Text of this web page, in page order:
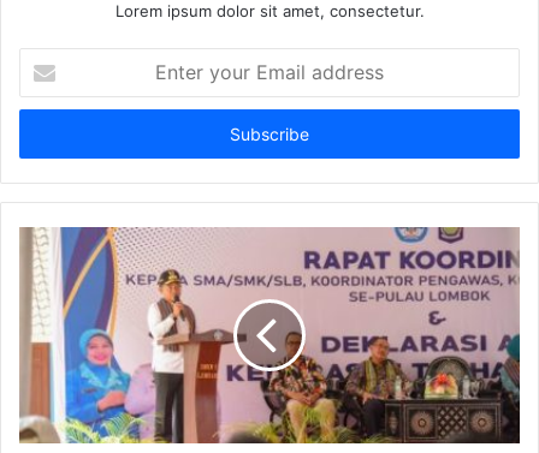
Lorem ipsum dolor sit amet, consectetur.
your
Email